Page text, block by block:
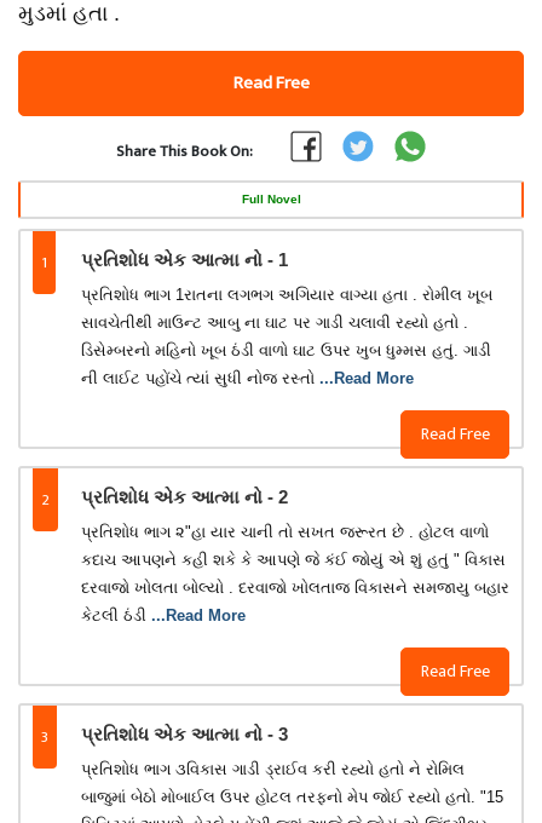
મુડમાં હતા .
Read Free
Share This Book On:
Full Novel
1 પ્રતિશોધ એક આત્મા નો - 1
Read Free
પ્રતિશોધ ભાગ 1રાતના લગભગ અગિયાર વાગ્યા હતા . રોમીલ ખૂબ
સાવચેતીથી માઉન્ટ આબુ ના ઘાટ પર ગાડી ચલાવી રહ્યો હતો .
ડિસેમ્બરનો મહિનો ખૂબ ઠંડી વાળો ઘાટ ઉપર ખુબ ધુમ્મસ હતું. ગાડી
ની લાઈટ પહોંચે ત્યાં સુધી નોજ રસ્તો ...Read More
2 પ્રતિશોધ એક આત્મા નો - 2
Read Free
પ્રતિશોધ ભાગ ૨"હા યાર ચાની તો સખત જરૂરત છે . હોટલ વાળો
કદાચ આપણને કહી શકે કે આપણે જે કંઈ જોયું એ શું હતું " વિકાસ
દરવાજો ખોલતા બોલ્યો . દરવાજો ખોલતાજ વિકાસને સમજાયુ બહાર
કેટલી ઠંડી ...Read More
3 પ્રતિશોધ એક આત્મા નો - 3
પ્રતિશોધ ભાગ ૩વિકાસ ગાડી ડ્રાઈવ કરી રહ્યો હતો ને રોમિલ
બાજુમાં બેઠો મોબાઈલ ઉપર હોટલ તરફનો મેપ જોઈ રહ્યો હતો. "15